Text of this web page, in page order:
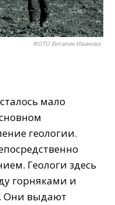
ФОТО Виталия Иванова
мало
геологии.
Геологи здесь
горняками и
Они выдают